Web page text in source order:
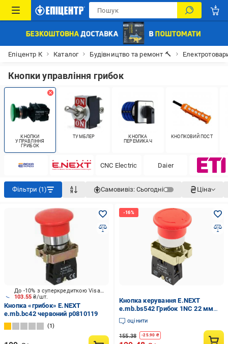
Епіцентр К Каталог Будівництво та ремонт 🔨
Кнопки управління грибок
КНОПКИ
УПРАВЛІННЯ
ГРИБОК
ТУМБЛЕР
КНОПКА
ПЕРЕМИКАЧ
КНОПКОВИЙ ПОСТ
CNC Electric Daier
Фільтри (1) Самовивіз: Сьогодні Ціна
103.55₴/шт.
До -10% з суперкредиткою Visa Вигода
Кнопка «грибок» E.NEXT
e.mb.bc42 червоний p0810119
1
Кнопка керування E.NEXT
e.mb.bs542 Грибок 1NC 22 мм
Червоний (p0810123)
оцінити
155.38 -25.90 ₴